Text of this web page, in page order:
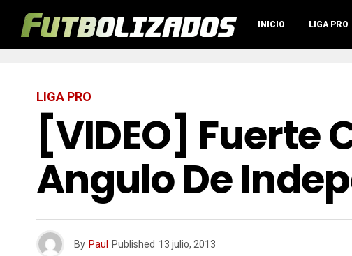
INICIO LIGA PRO
LIGA PRO
[VIDEO] Fuerte
Angulo De
By Paul Published 13 julio, 2013